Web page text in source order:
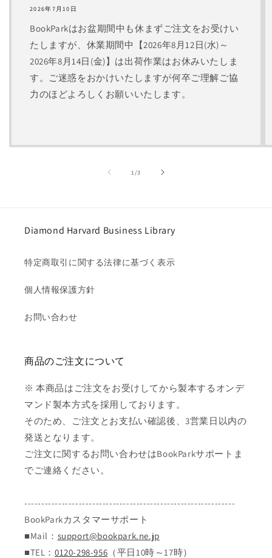
2026年7月10日
BookParkはお盆期間中も休まずご注文をお受けい
たしますが、休業期間中【2026年8月12日(水)～
2026年8月14日(金)】は出荷作業はお休みいたしま
す。ご迷惑をおかけいたしますが何卒ご理解ご協
力のほどよろしくお願いいたします。
1/の
3
Diamond Harvard Business Library
特定商取引に関する法律に基づく表示
個人情報保護方針
お問い合わせ
商品のご注文について
※ 本商品はご注文をお受けしてから製本するオンデ
マンド製本方式を採用しております。
そのため、ご注文とお支払い確認後、3営業日以内の
発送となります。
ご注文に関するお問い合わせはBookParkサポートま
でご連絡ください。
--------------------------------------------------------------
BookParkカスタマーサポート
■Mail： support@bookpark.ne.jp
■TEL： 0120-298-956 （平日10時～17時）